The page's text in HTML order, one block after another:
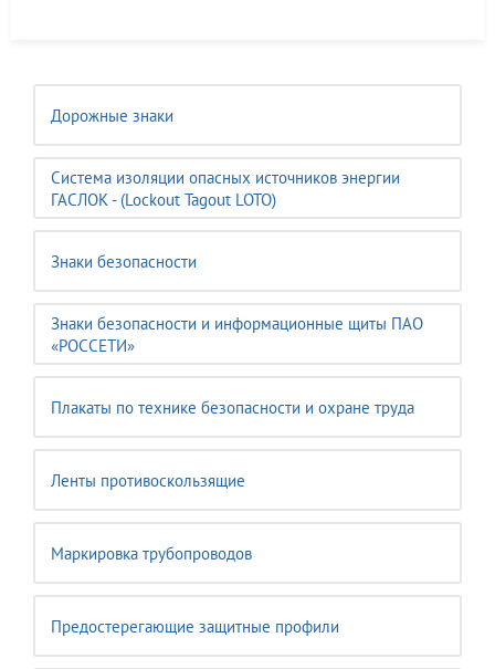
Дорожные знаки
Система изоляции опасных источников энергии
ГАСЛОК - (Lockout Tagout LOTO)
Знаки безопасности
Знаки безопасности и информационные щиты ПАО
«РОССЕТИ»
Плакаты по технике безопасности и охране труда
Ленты противоскользящие
Маркировка трубопроводов
Предостерегающие защитные профили